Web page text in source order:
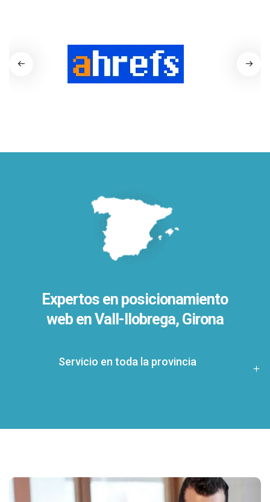
Expertos en posicionamiento
web en Vall-llobrega, Girona
Servicio en toda la provincia